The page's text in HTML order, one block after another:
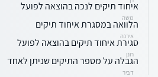
איחוד תיקים לנכה בהוצאה לפועל
משה
הלוואה במסגרת איחוד תיקים
אירנה
סגירת איחוד תיקים בהוצאה לפועל
רונן
הגבלה על מספר התיקים שניתן לאחד
דביר